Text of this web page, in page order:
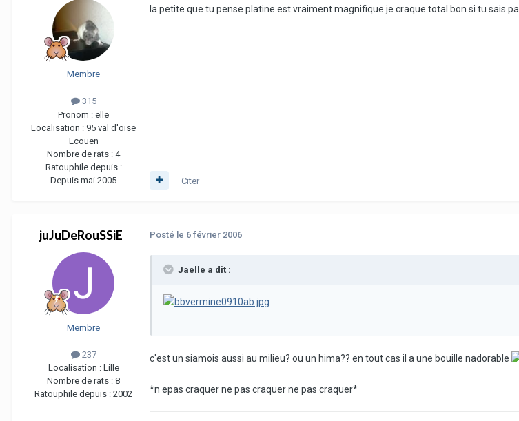
Membre
315
Pronom : elle
Localisation : 95 val d'oise
Ecouen
Nombre de rats : 4
Ratouphile depuis :
Depuis mai 2005
la petite que tu pense platine est vraiment magnifique je craque total bon si tu sais
Citer
juJuDeRouSSiE
Membre
237
Localisation : Lille
Nombre de rats : 8
Ratouphile depuis : 2002
Posté le 6 février 2006
Jaelle a dit :
c'est un siamois aussi au milieu? ou un hima?? en tout cas il a une bouille nadorable
*n epas craquer ne pas craquer ne pas craquer*